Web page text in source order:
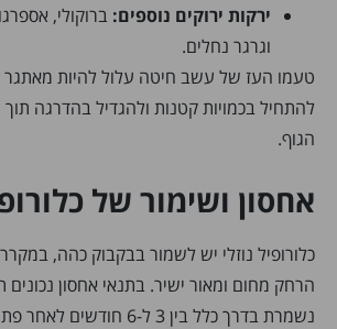
ירקות ירוקים נוספים: ברוקולי,
וגרגר נחלים.
טעמו העז של עשב חיטה עלול להיות מאתגר
להתחיל בכמויות קטנות ולהגדיל בהדרגה
הגוף.
אחסון ושימור של
כלורופיל נוזלי יש לשמור בבקבוק כהה,
הרחק מחום ומאור ישיר. בתנאי אחסון נכונים
נשמרת בדרך כלל בין 3 ל-6